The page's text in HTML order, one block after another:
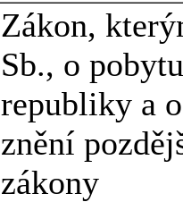
Zákon,
Sb., o
republiky a
znění
zákony